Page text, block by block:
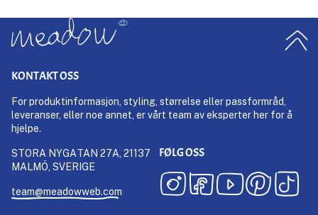
KONTAKT OSS
For produktinformasjon, styling, størrelse eller passformråd,
leveranser, eller noe annet, er vårt team av eksperter her for å
hjelpe.
STORA NYGATAN 27A, 21137
MALMÖ, SVERIGE
team@meadowweb.com
FØLG OSS